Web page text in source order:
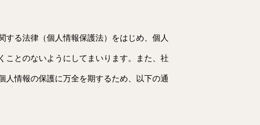
る法律（個人情報保護法）をはじめ、個人
ことのないようにしてまいります。また、社
人情報の保護に万全を期するため、以下の通